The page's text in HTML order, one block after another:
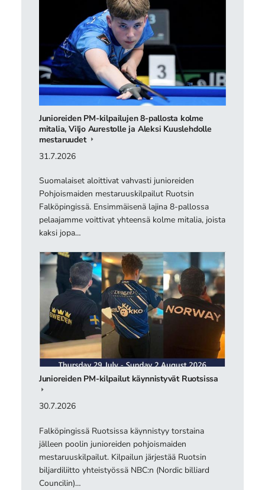
Junioreiden PM-kilpailujen 8-pallosta kolme
mitalia, Viljo Aurestolle ja Aleksi Kuuslehdolle
mestaruudet
31.7.2026
Suomalaiset aloittivat vahvasti junioreiden
Pohjoismaiden mestaruuskilpailut Ruotsin
Falköpingissä. Ensimmäisenä lajina 8-pallossa
pelaajamme voittivat yhteensä kolme mitalia, joista
kaksi jopa…
Junioreiden PM-kilpailut käynnistyvät Ruotsissa
30.7.2026
Falköpingissä Ruotsissa käynnistyy torstaina
jälleen poolin junioreiden pohjoismaiden
mestaruuskilpailut. Kilpailun järjestää Ruotsin
biljardiliitto yhteistyössä NBC:n (Nordic billiard
Councilin)…